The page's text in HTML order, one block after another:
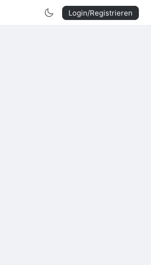
Login/Registrieren